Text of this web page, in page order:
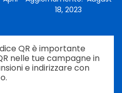
18, 2023
QR è importante
nelle tue campagne in
e indirizzare con